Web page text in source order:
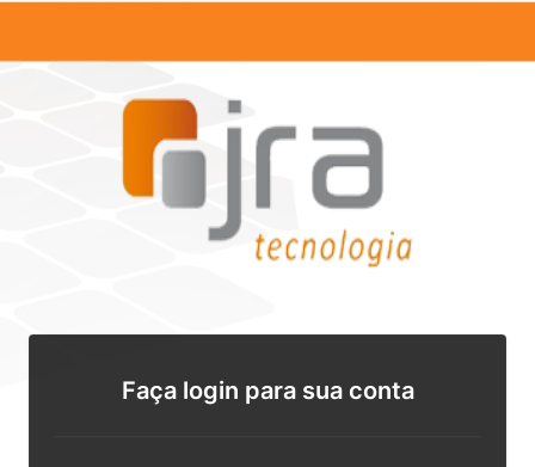
Faça login para sua conta